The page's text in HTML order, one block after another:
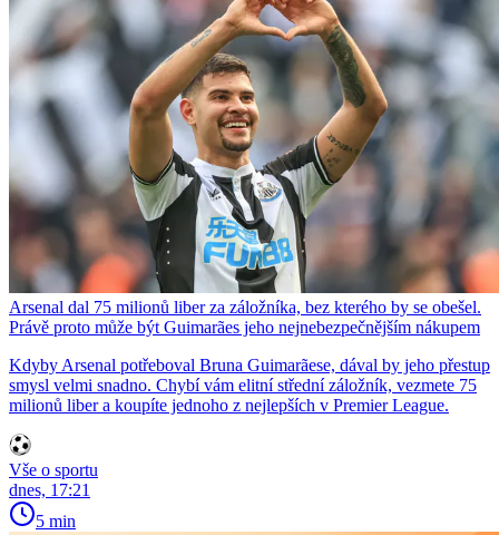
Arsenal dal 75 milionů liber za záložníka, bez kterého by se obešel.
Právě proto může být Guimarães jeho nejnebezpečnějším nákupem
Kdyby Arsenal potřeboval Bruna Guimarãese, dával by jeho přestup
smysl velmi snadno. Chybí vám elitní střední záložník, vezmete 75
milionů liber a koupíte jednoho z nejlepších v Premier League.
Vše o sportu
dnes, 17:21
5 min